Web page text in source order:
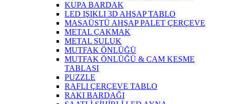
KUPA BARDAK
LED IŞIKLI 3D AHŞAP TABLO
MASAÜSTÜ AHŞAP PALET ÇERÇEVE
METAL ÇAKMAK
METAL SULUK
MUTFAK ÖNLÜĞÜ
MUTFAK ÖNLÜĞÜ & CAM KESME
TABLASI
PUZZLE
RAFLI ÇERÇEVE TABLO
RAKI BARDAĞI